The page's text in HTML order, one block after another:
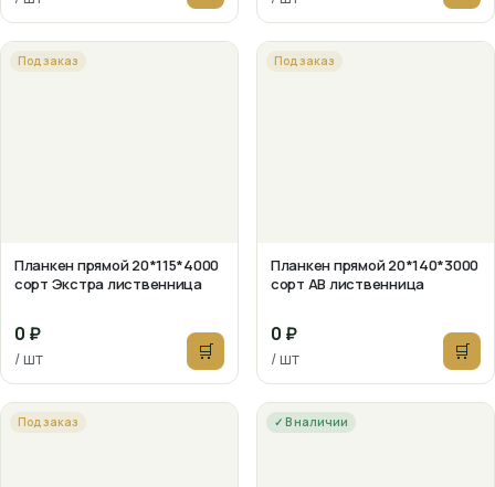
Под заказ
Планкен прямой 20*115*4000
сорт Экстра лиственница
0 ₽
/ шт 🛒
Под заказ
Планкен прямой 20*140*3000
сорт АВ лиственница
0 ₽
/ шт 🛒
Под заказ ✓ В наличии